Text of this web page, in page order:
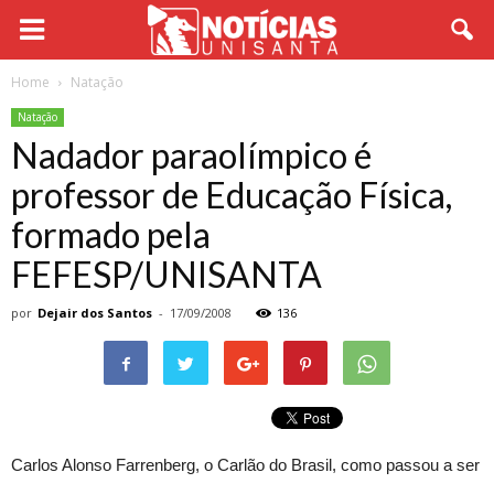
Home Natação
Natação
Nadador paraolímpico é
professor de Educação Física,
formado pela
FEFESP/UNISANTA
por Dejair dos Santos - 17/09/2008 136
Carlos Alonso Farrenberg, o Carlão do Brasil, como passou a ser